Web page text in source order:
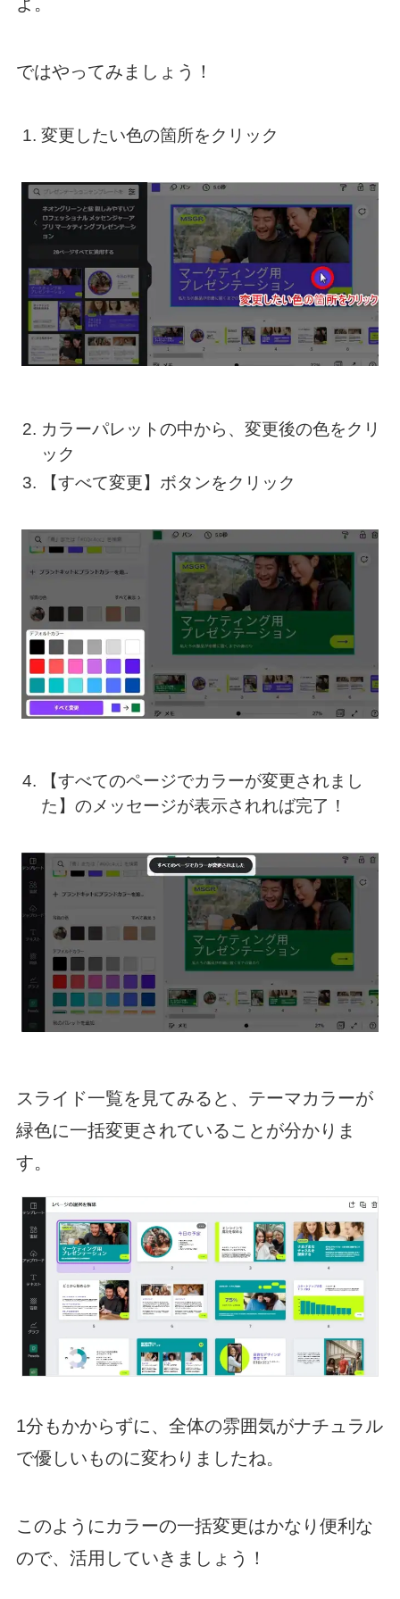
よ。
ではやってみましょう！
変更したい色の箇所をクリック
カラーパレットの中から、変更後の色をクリ
ック
【すべて変更】ボタンをクリック
【すべてのページでカラーが変更されまし
た】のメッセージが表示されれば完了！
スライド一覧を見てみると、テーマカラーが
緑色に一括変更されていることが分かりま
す。
1分もかからずに、全体の雰囲気がナチュラル
で優しいものに変わりましたね。
このようにカラーの一括変更はかなり便利な
ので、活用していきましょう！